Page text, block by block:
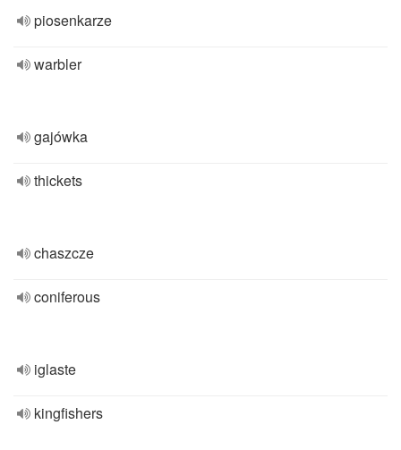
piosenkarze
warbler
gajówka
thickets
chaszcze
coniferous
iglaste
kingfishers